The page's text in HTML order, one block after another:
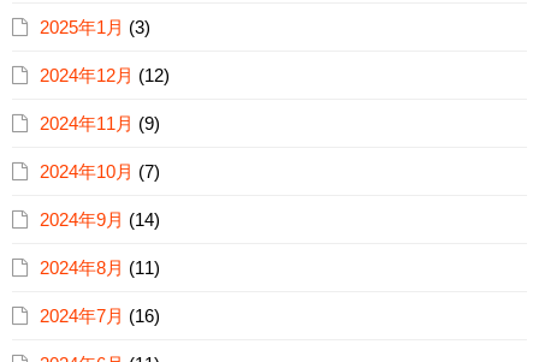
2025年1月 (3)
2024年12月 (12)
2024年11月 (9)
2024年10月 (7)
2024年9月 (14)
2024年8月 (11)
2024年7月 (16)